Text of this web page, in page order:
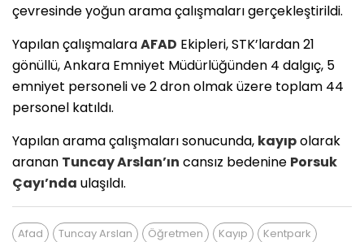
çevresinde yoğun arama çalışmaları gerçekleştirildi.
Yapılan çalışmalaraAFAD Ekipleri, STK’lardan 21
gönüllü, Ankara Emniyet Müdürlüğünden 4 dalgıç, 5
emniyet personeli ve 2 dron olmak üzere toplam 44
personel katıldı.
Yapılan arama çalışmaları sonucunda, kayıpolarak
aranan Tuncay Arslan’ın cansız bedenine Porsuk
Çayı’nda ulaşıldı.
Afad Tuncay Arslan Öğretmen Kayıp
Kentpark